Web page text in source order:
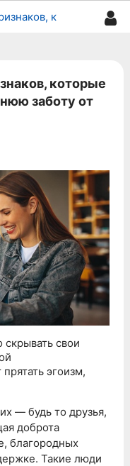
Токсичная доброта: 5 признаков, которые помогут отличить искреннюю заботу от скрытой манипуляции
которые
заботу от
свои
эгоизм,
— будь то друзья,
доброта
благородных
Такие люди